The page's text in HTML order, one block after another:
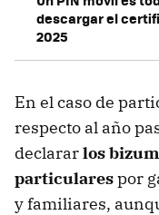
descargar el
2025
En el caso de
respecto al año
declararlos
particularespor
y familiares,